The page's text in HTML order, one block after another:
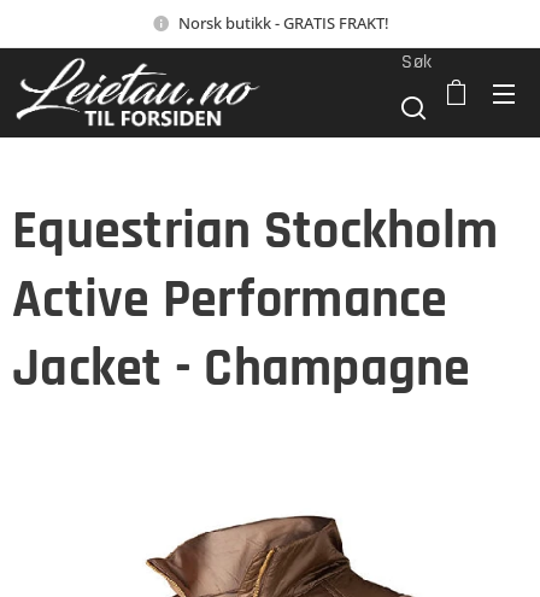
Norsk butikk - GRATIS FRAKT!
Søk
Equestrian Stockholm
Active Performance
Jacket - Champagne